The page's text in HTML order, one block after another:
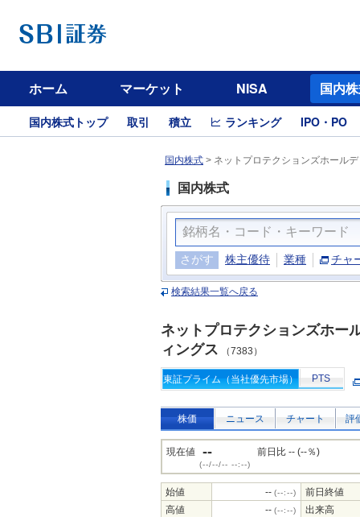
ホーム マーケット NISA 国内
国内株式トップ 取引 積立 ランキング IPO・PO
国内株式 > ネットプロテクションズホール
国内株式
さがす 株主優待 業種 チャ
検索結果一覧へ戻る
ネットプロテクションズホー
ィングス （7383）
東証プライム（当社優先市場） PTS
株価 ニュース チャート 評
現在値 --
(--/--/-- --:--)
前日比 -- (--％)
始値 -- (--:--)
前日終値
高値
-- (--:--)
出来高